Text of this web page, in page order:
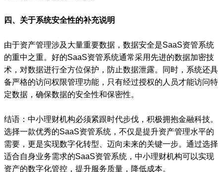
四、关于系统安全性的补充说明
由于资产管理涉及大量重要数据，数据安全是SaaS资管系统
的重中之重。好的SaaS资管系统通常采用先进的数据加密技
术，对数据进行全方位保护，防止数据泄露。同时，系统还具
备严格的访问权限管理功能，只有经过授权的人员才能访问特
定数据，确保数据的安全性和保密性。
结语：中小理财机构必须紧跟时代步伐，积极拥抱金融科技。
选择一款优秀的SaaS资管系统，不仅是提升资产管理水平的
需要，更是实现数字化转型、迈向未来的关键一步。通过选择
适合自身业务需求的SaaS资管系统，中小理财机构可以实现
资产的数字化管控，提升服务质量，降低成本。